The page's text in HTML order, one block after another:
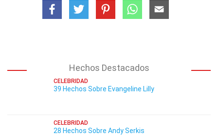
Hechos Destacados
CELEBRIDAD
39 Hechos Sobre Evangeline Lilly
CELEBRIDAD
28 Hechos Sobre Andy Serkis